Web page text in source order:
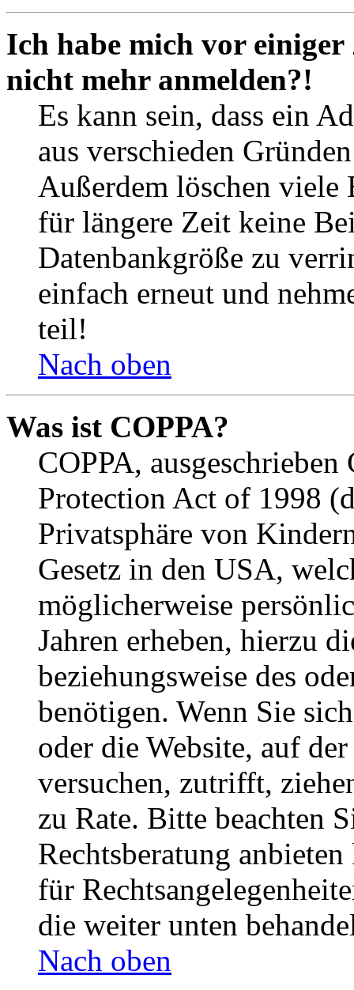
Ich habe mich vor
nicht mehr anmelden?!
Es kann sein, dass ein
aus verschieden
Außerdem löschen viele
für längere Zeit keine
Datenbankgröße zu
einfach erneut und
teil!
Nach oben
Was ist COPPA?
COPPA,
Protection Act of 1998
Privatsphäre von
Gesetz in den USA,
möglicherweise
Jahren erheben, hierzu
beziehungsweise des
benötigen. Wenn Sie
oder die Website, auf
versuchen, zutrifft,
zu Rate. Bitte beachten
Rechtsberatung
für
die weiter unten
Nach oben